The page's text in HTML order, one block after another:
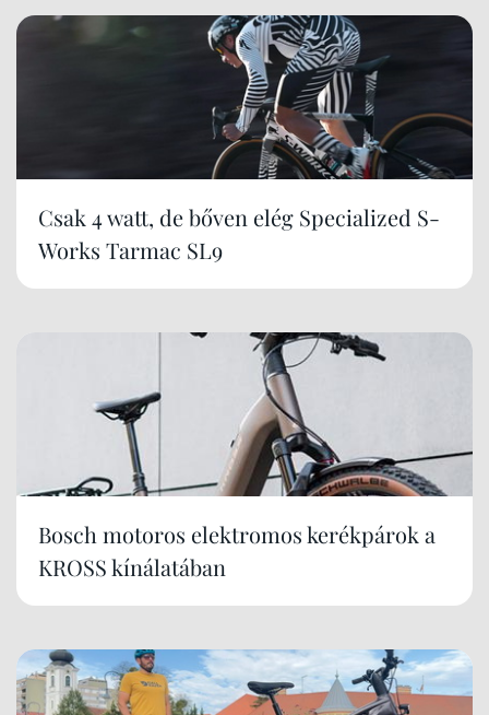
Csak 4 watt, de bőven elég Specialized S-
Works Tarmac SL9
Bosch motoros elektromos kerékpárok a
KROSS kínálatában